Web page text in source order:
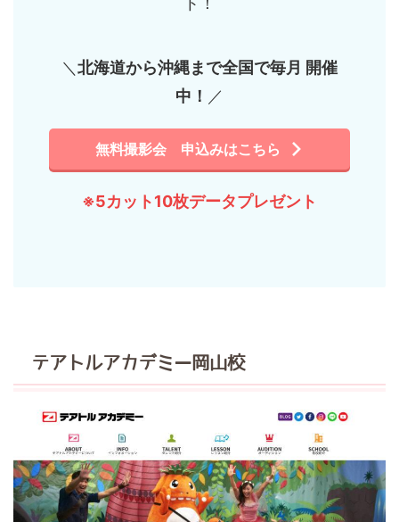
＼ 北海道から沖縄まで全国で毎月 開催
中！ ／
無料撮影会 申込みはこちら
※5カット10枚データプレゼント
テアトルアカデミー岡山校